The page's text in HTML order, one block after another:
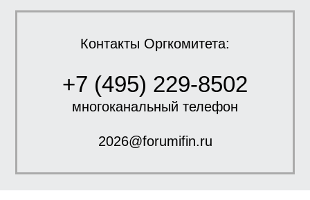
Контакты Оргкомитета:
+7 (495) 229-8502
многоканальный телефон
2026@forumifin.ru